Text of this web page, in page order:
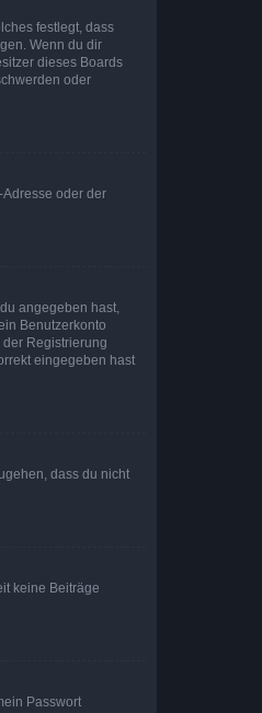
festlegt, dass
Wenn du dir
dieses Boards
oder
oder der
angegeben hast,
Benutzerkonto
Registrierung
eingegeben hast
dass du nicht
keine Beiträge
Passwort